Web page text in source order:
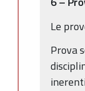
Le
Prova